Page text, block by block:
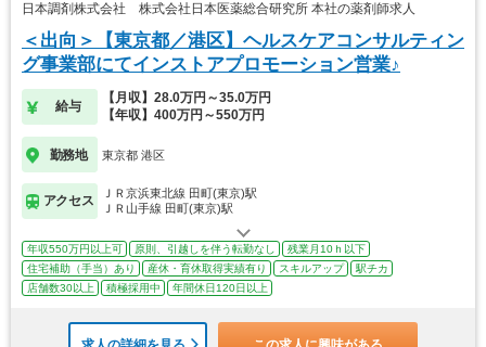
日本調剤株式会社 株式会社日本医薬総合研究所 本社の薬剤師求人
＜出向＞【東京都／港区】ヘルスケアコンサルティン
グ事業部にてインストアプロモーション営業♪
給与
【月収】28.0万円～35.0万円
【年収】400万円～550万円
勤務地 東京都 港区
アクセス
ＪＲ京浜東北線 田町(東京)駅
ＪＲ山手線 田町(東京)駅
年収550万円以上可 原則、引越しを伴う転勤なし
残業月10ｈ以下
住宅補助（手当）あり
産休・育休取得実績有り スキルアップ
駅チカ
店舗数30以上
積極採用中 年間休日120日以上